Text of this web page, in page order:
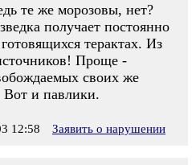
те же морозовы, нет?
получает постоянно
терактах. Из
Проще -
своих же
Вот и павлики.
12:58 Заявить о нарушении